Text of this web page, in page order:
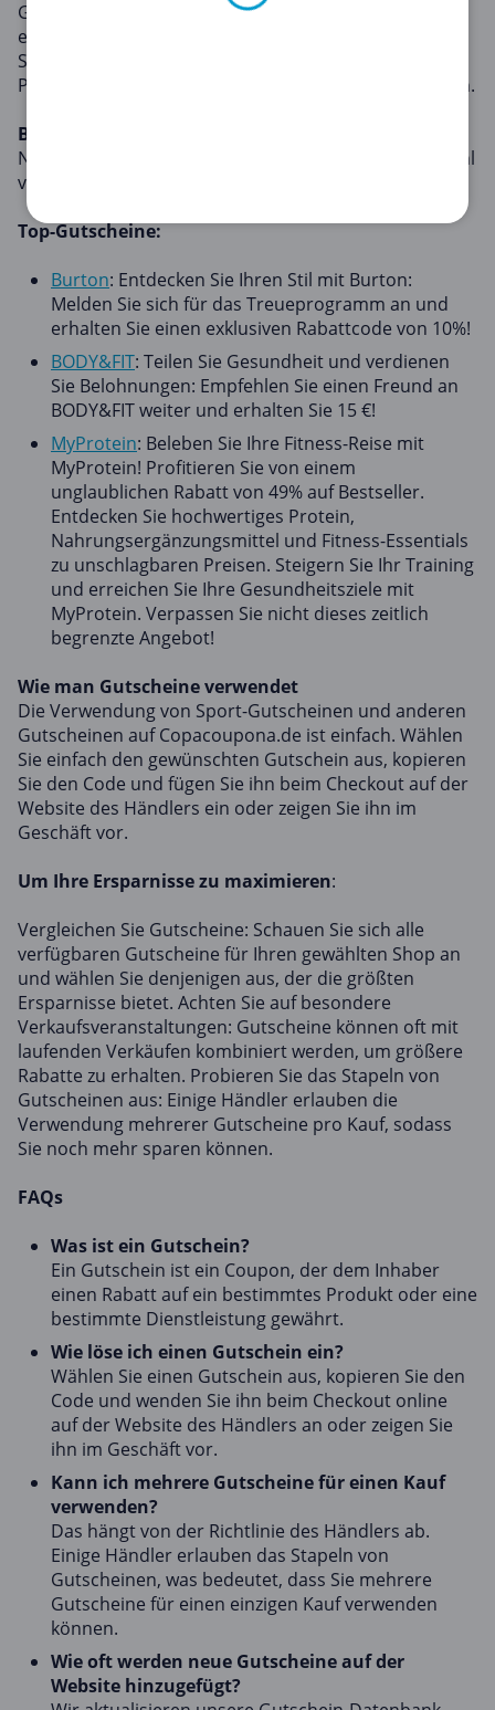
Geldbeutel nicht belasten. Unsere Sport-Gutscheine
ermöglichen es Ihnen, Ihre gewünschte
Sportausrüstung und Aktivitäten zu erschwinglichen
Preisen zu erhalten und ein gesundes Leben zu führen.
Beliebte Gutscheine
Neben Sport-Gutscheinen bieten wir auch eine Vielzahl
von Gutscheinen für Ihre alltäglichen Bedürfnisse an.
Top-Gutscheine:
Burton: Entdecken Sie Ihren Stil mit Burton:
Melden Sie sich für das Treueprogramm an und
erhalten Sie einen exklusiven Rabattcode von 10%!
BODY&FIT: Teilen Sie Gesundheit und verdienen
Sie Belohnungen: Empfehlen Sie einen Freund an
BODY&FIT weiter und erhalten Sie 15 €!
MyProtein: Beleben Sie Ihre Fitness-Reise mit
MyProtein! Profitieren Sie von einem
unglaublichen Rabatt von 49% auf Bestseller.
Entdecken Sie hochwertiges Protein,
Nahrungsergänzungsmittel und Fitness-Essentials
zu unschlagbaren Preisen. Steigern Sie Ihr Training
und erreichen Sie Ihre Gesundheitsziele mit
MyProtein. Verpassen Sie nicht dieses zeitlich
begrenzte Angebot!
Wie man Gutscheine verwendet
Die Verwendung von Sport-Gutscheinen und anderen
Gutscheinen auf Copacoupona.de ist einfach. Wählen
Sie einfach den gewünschten Gutschein aus, kopieren
Sie den Code und fügen Sie ihn beim Checkout auf der
Website des Händlers ein oder zeigen Sie ihn im
Geschäft vor.
Um Ihre Ersparnisse zu maximieren:
Vergleichen Sie Gutscheine: Schauen Sie sich alle
verfügbaren Gutscheine für Ihren gewählten Shop an
und wählen Sie denjenigen aus, der die größten
Ersparnisse bietet. Achten Sie auf besondere
Verkaufsveranstaltungen: Gutscheine können oft mit
laufenden Verkäufen kombiniert werden, um größere
Rabatte zu erhalten. Probieren Sie das Stapeln von
Gutscheinen aus: Einige Händler erlauben die
Verwendung mehrerer Gutscheine pro Kauf, sodass
Sie noch mehr sparen können.
FAQs
Was ist ein Gutschein?
Ein Gutschein ist ein Coupon, der dem Inhaber
einen Rabatt auf ein bestimmtes Produkt oder eine
bestimmte Dienstleistung gewährt.
Wie löse ich einen Gutschein ein?
Wählen Sie einen Gutschein aus, kopieren Sie den
Code und wenden Sie ihn beim Checkout online
auf der Website des Händlers an oder zeigen Sie
ihn im Geschäft vor.
Kann ich mehrere Gutscheine für einen Kauf
verwenden?
Das hängt von der Richtlinie des Händlers ab.
Einige Händler erlauben das Stapeln von
Gutscheinen, was bedeutet, dass Sie mehrere
Gutscheine für einen einzigen Kauf verwenden
können.
Wie oft werden neue Gutscheine auf der
Website hinzugefügt?